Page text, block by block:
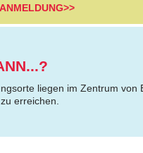
ANMELDUNG>>
liegen im Zentrum von
erreichen.